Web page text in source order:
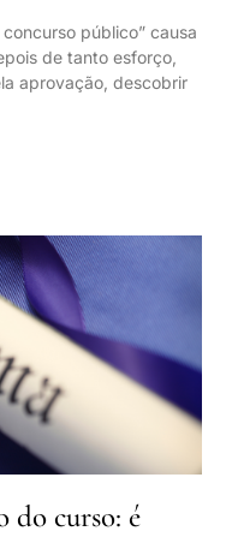
público” causa
de tanto esforço,
aprovação, descobrir
do curso: é